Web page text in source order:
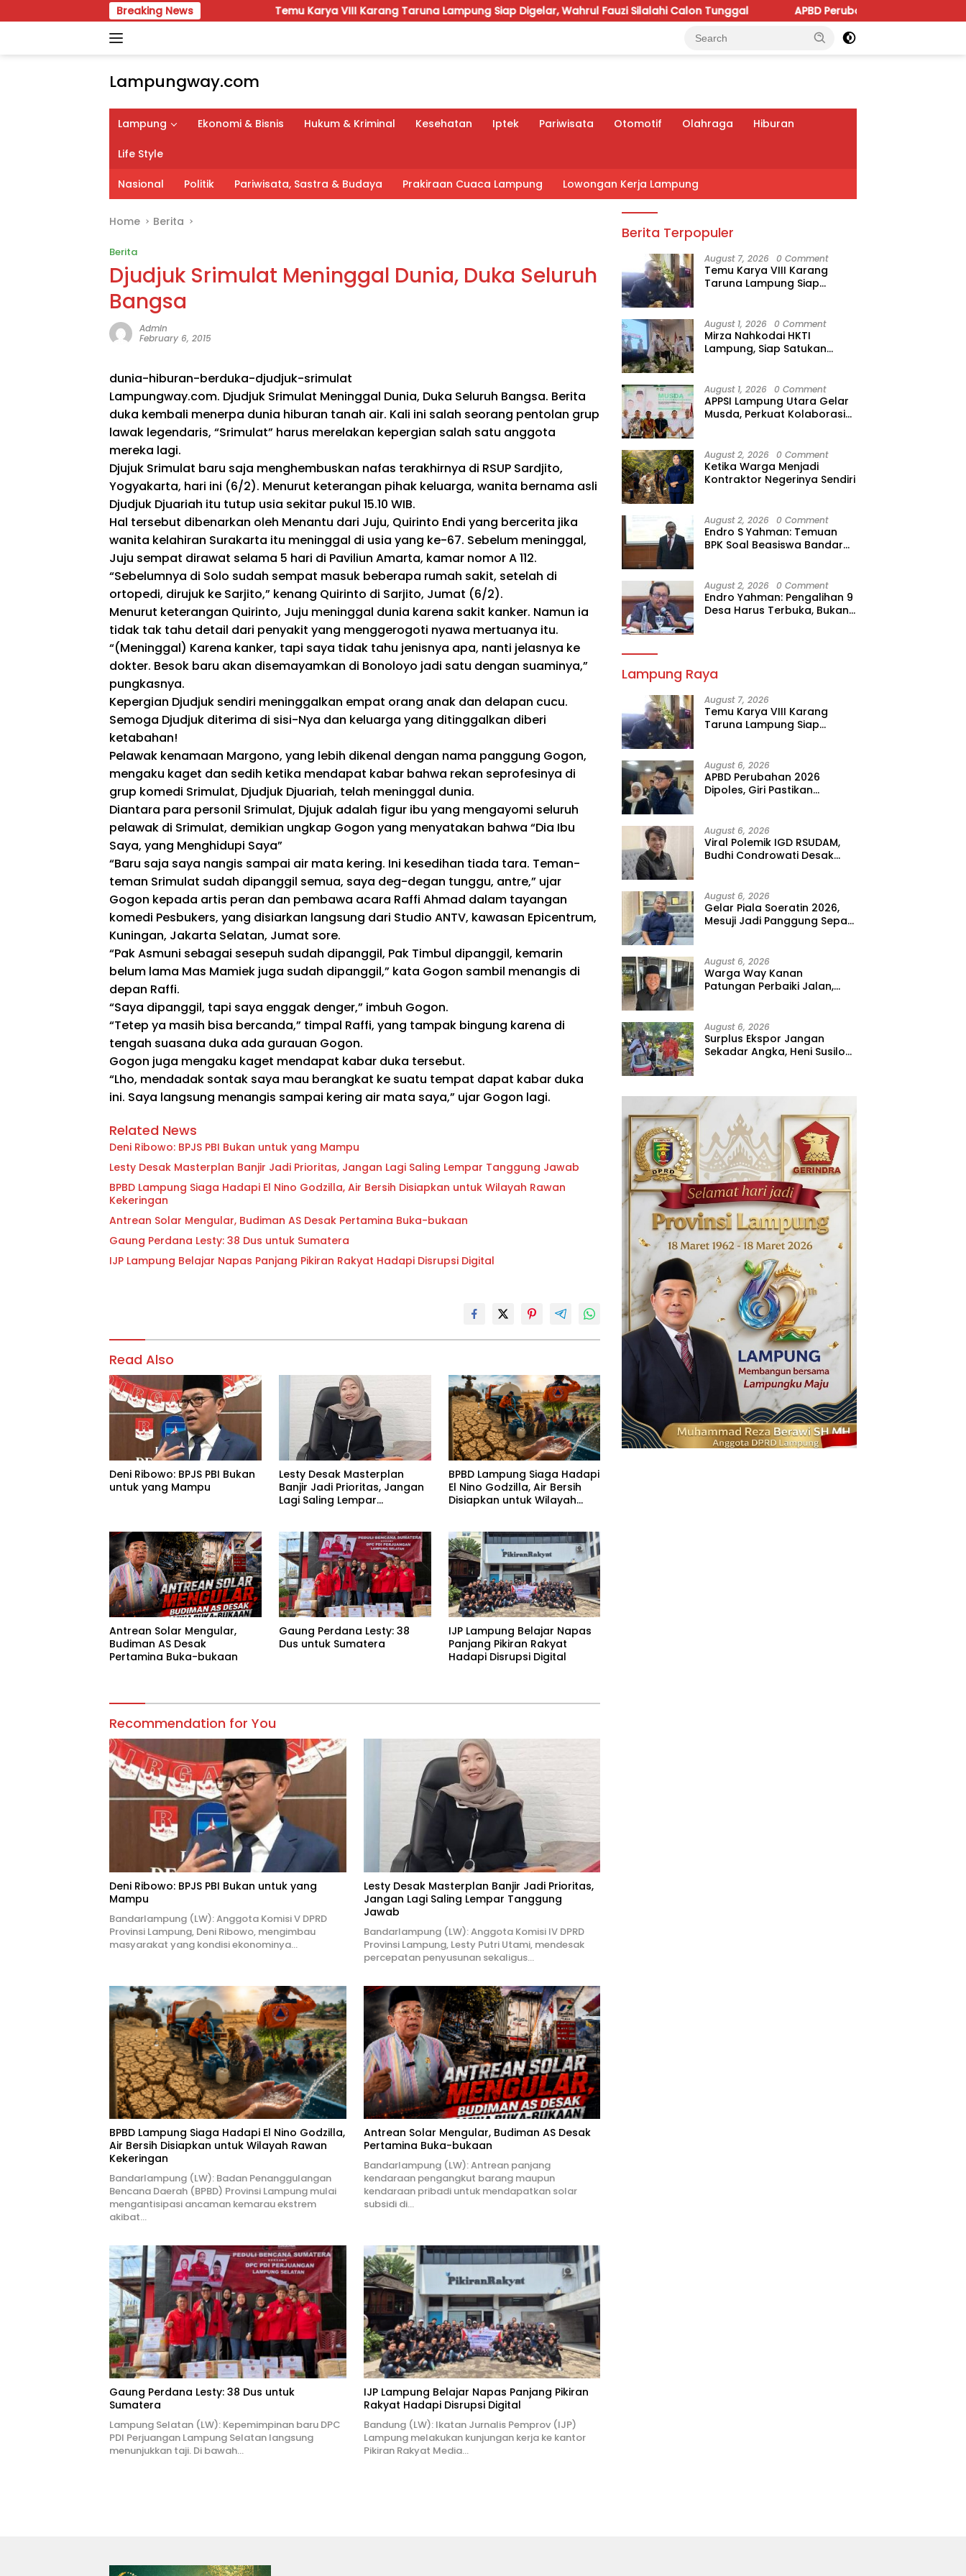
to
Breaking NewsTemu Karya VIII Karang Taruna Lampung Siap Digelar, Wahrul Fauzi Silalahi Calon Tunggal APBD Perubahan 2026 Dipoles, Giri Pastikan
Lampungway.com
Berita
Daerah
Lampung
Terpercaya
dan
Terupdate
Lampung Ekonomi & Bisnis Hukum & Kriminal Kesehatan Iptek Pariwisata Otomotif Olahraga Hiburan
Life Style
Nasional Politik Pariwisata, Sastra & Budaya Prakiraan Cuaca Lampung Lowongan Kerja Lampung
Home Berita
Berita
Djudjuk Srimulat Meninggal Dunia, Duka Seluruh
Bangsa
Admin
February 6, 2015
dunia-hiburan-berduka-djudjuk-srimulat
Lampungway.com. Djudjuk Srimulat Meninggal Dunia, Duka Seluruh Bangsa. Berita
duka kembali menerpa dunia hiburan tanah air. Kali ini salah seorang pentolan grup
lawak legendaris, “Srimulat” harus merelakan kepergian salah satu anggota
mereka lagi.
Djujuk Srimulat baru saja menghembuskan nafas terakhirnya di RSUP Sardjito,
Yogyakarta, hari ini (6/2). Menurut keterangan pihak keluarga, wanita bernama asli
Djudjuk Djuariah itu tutup usia sekitar pukul 15.10 WIB.
Hal tersebut dibenarkan oleh Menantu dari Juju, Quirinto Endi yang bercerita jika
wanita kelahiran Surakarta itu meninggal di usia yang ke-67. Sebelum meninggal,
Juju sempat dirawat selama 5 hari di Paviliun Amarta, kamar nomor A 112.
“Sebelumnya di Solo sudah sempat masuk beberapa rumah sakit, setelah di
ortopedi, dirujuk ke Sarjito,” kenang Quirinto di Sarjito, Jumat (6/2).
Menurut keterangan Quirinto, Juju meninggal dunia karena sakit kanker. Namun ia
tidak tak tahu detail dari penyakit yang menggerogoti nyawa mertuanya itu.
“(Meninggal) Karena kanker, tapi saya tidak tahu jenisnya apa, nanti jelasnya ke
dokter. Besok baru akan disemayamkan di Bonoloyo jadi satu dengan suaminya,”
pungkasnya.
Kepergian Djudjuk sendiri meninggalkan empat orang anak dan delapan cucu.
Semoga Djudjuk diterima di sisi-Nya dan keluarga yang ditinggalkan diberi
ketabahan!
Pelawak kenamaan Margono, yang lebih dikenal dengan nama panggung Gogon,
mengaku kaget dan sedih ketika mendapat kabar bahwa rekan seprofesinya di
grup komedi Srimulat, Djudjuk Djuariah, telah meninggal dunia.
Diantara para personil Srimulat, Djujuk adalah figur ibu yang mengayomi seluruh
pelawak di Srimulat, demikian ungkap Gogon yang menyatakan bahwa “Dia Ibu
Saya, yang Menghidupi Saya”
“Baru saja saya nangis sampai air mata kering. Ini kesedihan tiada tara. Teman-
teman Srimulat sudah dipanggil semua, saya deg-degan tunggu, antre,” ujar
Gogon kepada artis peran dan pembawa acara Raffi Ahmad dalam tayangan
komedi Pesbukers, yang disiarkan langsung dari Studio ANTV, kawasan Epicentrum,
Kuningan, Jakarta Selatan, Jumat sore.
“Pak Asmuni sebagai sesepuh sudah dipanggil, Pak Timbul dipanggil, kemarin
belum lama Mas Mamiek juga sudah dipanggil,” kata Gogon sambil menangis di
depan Raffi.
“Saya dipanggil, tapi saya enggak denger,” imbuh Gogon.
“Tetep ya masih bisa bercanda,” timpal Raffi, yang tampak bingung karena di
tengah suasana duka ada gurauan Gogon.
Gogon juga mengaku kaget mendapat kabar duka tersebut.
“Lho, mendadak sontak saya mau berangkat ke suatu tempat dapat kabar duka
ini. Saya langsung menangis sampai kering air mata saya,” ujar Gogon lagi.
Related News
Deni Ribowo: BPJS PBI Bukan untuk yang Mampu
Lesty Desak Masterplan Banjir Jadi Prioritas, Jangan Lagi Saling Lempar Tanggung Jawab
BPBD Lampung Siaga Hadapi El Nino Godzilla, Air Bersih Disiapkan untuk Wilayah Rawan
Kekeringan
Antrean Solar Mengular, Budiman AS Desak Pertamina Buka-bukaan
Gaung Perdana Lesty: 38 Dus untuk Sumatera
IJP Lampung Belajar Napas Panjang Pikiran Rakyat Hadapi Disrupsi Digital
Read Also
Deni Ribowo: BPJS PBI Bukan
untuk yang Mampu
Lesty Desak Masterplan
Banjir Jadi Prioritas, Jangan
Lagi Saling Lempar
BPBD Lampung Siaga Hadapi
El Nino Godzilla, Air Bersih
Disiapkan untuk Wilayah
Antrean Solar Mengular,
Budiman AS Desak
Pertamina Buka-bukaan
Gaung Perdana Lesty: 38
Dus untuk Sumatera
IJP Lampung Belajar Napas
Panjang Pikiran Rakyat
Hadapi Disrupsi Digital
Recommendation for You
Deni Ribowo: BPJS PBI Bukan untuk yang
Mampu
Bandarlampung (LW): Anggota Komisi V DPRD
Provinsi Lampung, Deni Ribowo, mengimbau
masyarakat yang kondisi ekonominya…
Lesty Desak Masterplan Banjir Jadi Prioritas,
Jangan Lagi Saling Lempar Tanggung
Jawab
Bandarlampung (LW): Anggota Komisi IV DPRD
Provinsi Lampung, Lesty Putri Utami, mendesak
percepatan penyusunan sekaligus…
BPBD Lampung Siaga Hadapi El Nino Godzilla,
Air Bersih Disiapkan untuk Wilayah Rawan
Kekeringan
Bandarlampung (LW): Badan Penanggulangan
Bencana Daerah (BPBD) Provinsi Lampung mulai
mengantisipasi ancaman kemarau ekstrem
akibat…
Antrean Solar Mengular, Budiman AS Desak
Pertamina Buka-bukaan
Bandarlampung (LW): Antrean panjang
kendaraan pengangkut barang maupun
kendaraan pribadi untuk mendapatkan solar
subsidi di…
Gaung Perdana Lesty: 38 Dus untuk
Sumatera
Lampung Selatan (LW): Kepemimpinan baru DPC
PDI Perjuangan Lampung Selatan langsung
menunjukkan taji. Di bawah…
IJP Lampung Belajar Napas Panjang Pikiran
Rakyat Hadapi Disrupsi Digital
Bandung (LW): Ikatan Jurnalis Pemprov (IJP)
Lampung melakukan kunjungan kerja ke kantor
Pikiran Rakyat Media…
Berita Terpopuler
August 7, 2026 0 Comment
Temu Karya VIII Karang
Taruna Lampung Siap
August 1, 2026 0 Comment
Mirza Nahkodai HKTI
Lampung, Siap Satukan
August 1, 2026 0 Comment
APPSI Lampung Utara Gelar
Musda, Perkuat Kolaborasi
Bermartabat
August 2, 2026 0 Comment
Ketika Warga Menjadi
Kontraktor Negerinya Sendiri
August 2, 2026 0 Comment
Endro S Yahman: Temuan
BPK Soal Beasiswa Bandar
August 2, 2026 0 Comment
Endro Yahman: Pengalihan 9
Desa Harus Terbuka, Bukan
Lampung Raya
August 7, 2026
Temu Karya VIII Karang
Taruna Lampung Siap
August 6, 2026
APBD Perubahan 2026
Dipoles, Giri Pastikan
August 6, 2026
Viral Polemik IGD RSUDAM,
Budhi Condrowati Desak
August 6, 2026
Gelar Piala Soeratin 2026,
Mesuji Jadi Panggung Sepak
August 6, 2026
Warga Way Kanan
Patungan Perbaiki Jalan,
August 6, 2026
Surplus Ekspor Jangan
Sekadar Angka, Heni Susilo